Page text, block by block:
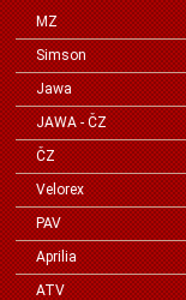
MZ
Simson
Jawa
JAWA - ČZ
ČZ
Velorex
PAV
Aprilia
ATV